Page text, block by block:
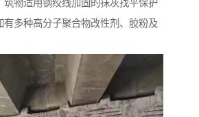
筑物适用钢绞线加固的抹灰找平保护
有多种高分子聚合物改性剂、胶粉及